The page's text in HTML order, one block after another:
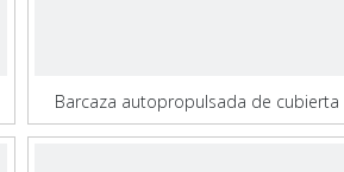
Barcaza autopropulsada de cubierta
portadora de cubierta de barcaza de